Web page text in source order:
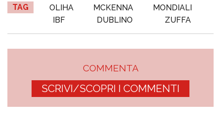
TAG OLIHA MCKENNA
MONDIALI
IBF
DUBLINO ZUFFA
COMMENTA
SCRIVI/SCOPRI I COMMENTI